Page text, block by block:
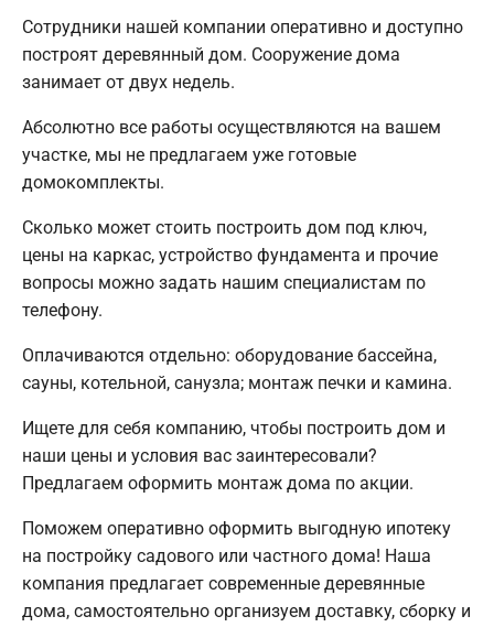
Сотрудники нашей компании оперативно и доступно
построят деревянный дом. Сооружение дома
занимает от двух недель.
Абсолютно все работы осуществляются на вашем
участке, мы не предлагаем уже готовые
домокомплекты.
Сколько может стоить построить дом под ключ,
цены на каркас, устройство фундамента и прочие
вопросы можно задать нашим специалистам по
телефону.
Оплачиваются отдельно: оборудование бассейна,
сауны, котельной, санузла; монтаж печки и камина.
Ищете для себя компанию, чтобы построить дом и
наши цены и условия вас заинтересовали?
Предлагаем оформить монтаж дома по акции.
Поможем оперативно оформить выгодную ипотеку
на постройку садового или частного дома! Наша
компания предлагает современные деревянные
дома, самостоятельно организуем доставку, сборку и